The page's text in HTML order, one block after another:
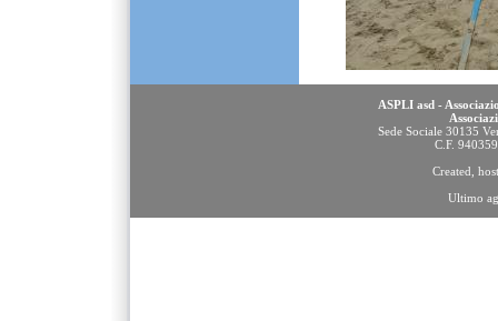
ASPLI asd -
Sede Sociale 30135
C.F.
Created,
Ultimo